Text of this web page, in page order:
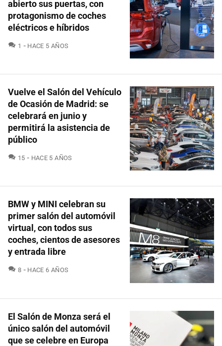
abierto sus puertas, con
protagonismo de coches
eléctricos e híbridos
1 COMENTARIOS
HACE 5 AÑOS
Vuelve el Salón del Vehículo
de Ocasión de Madrid: se
celebrará en junio y
permitirá la asistencia de
público
15 COMENTARIOS
HACE 5 AÑOS
BMW y MINI celebran su
primer salón del automóvil
virtual, con todos sus
coches, cientos de asesores
y entrada libre
8 COMENTARIOS
HACE 6 AÑOS
El Salón de Monza será el
único salón del automóvil
que se celebre en Europa